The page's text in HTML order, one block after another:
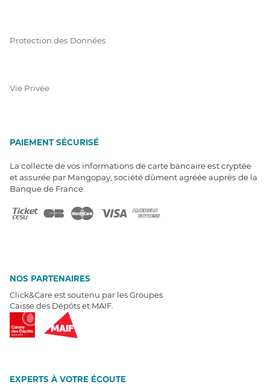
Protection des Données
Vie Privée
PAIEMENT SÉCURISÉ
La collecte de vos informations de carte bancaire est cryptée
et assurée par Mangopay, société dûment agréée auprès de la
Banque de France.
NOS PARTENAIRES
Click&Care est soutenu par les Groupes
Caisse des Dépôts et MAIF.
EXPERTS À VOTRE ÉCOUTE